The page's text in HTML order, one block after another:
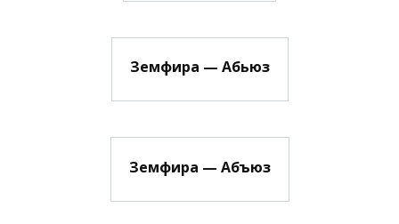
Земфира — Абьюз
Земфира — Абъюз